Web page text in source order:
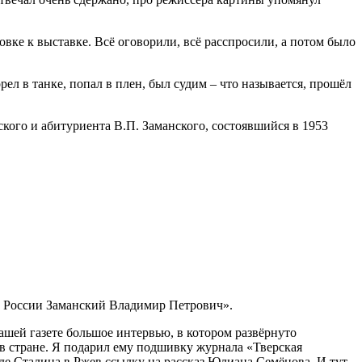
к выставке. Всё оговорили, всё расспросили, а потом было
в танке, попал в плен, был судим – что называется, прошёл
и абитуриента В.П. Заманского, состоявшийся в 1953
России Заманский Владимир Петрович».
газете большое интервью, в котором развёрнуто
стране. Я подарил ему подшивку журнала «Тверская